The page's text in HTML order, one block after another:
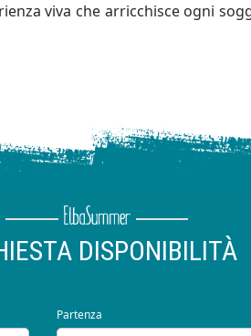
viva che arricchisce ogni
DISPONIBILITÀ
Partenza